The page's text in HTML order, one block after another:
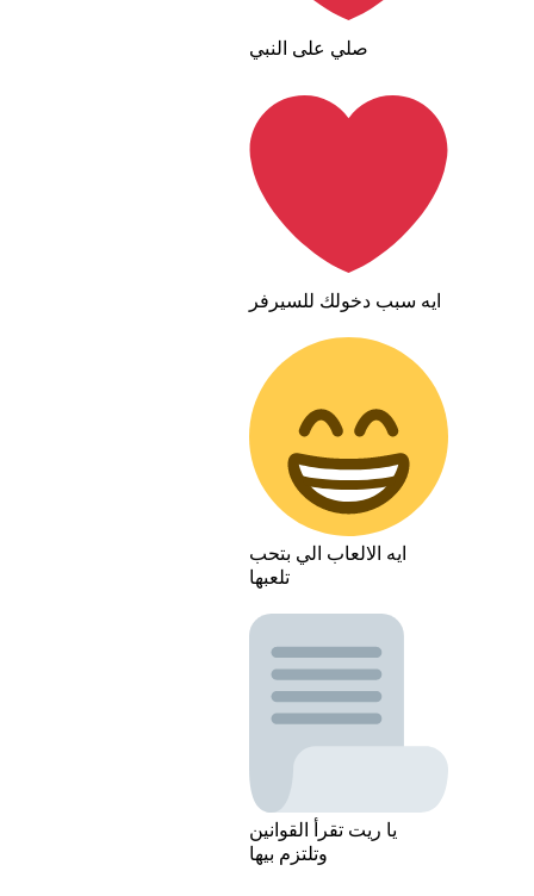
صلي على النبي
ايه سبب دخولك للسيرفر
ايه الالعاب الي بتحب
تلعبها
يا ريت تقرأ القوانين
وتلتزم بيها